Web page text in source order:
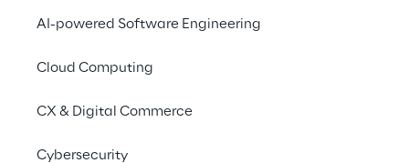
AI-powered Software Engineering
Cloud Computing
CX & Digital Commerce
Cybersecurity